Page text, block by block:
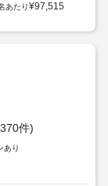
あたり¥97,515
件)
あり